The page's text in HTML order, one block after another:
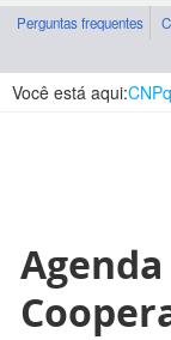
Perguntas frequentes
Você está aqui:CNPq